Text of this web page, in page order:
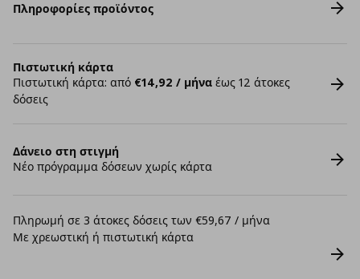
Πληροφορίες προϊόντος
Πιστωτική κάρτα
Πιστωτική κάρτα: από €14,92 / μήνα έως 12 άτοκες
δόσεις
Δάνειο στη στιγμή
Νέο πρόγραμμα δόσεων χωρίς κάρτα
Πληρωμή σε 3 άτοκες δόσεις των €59,67 / μήνα
Με χρεωστική ή πιστωτική κάρτα